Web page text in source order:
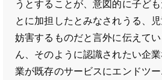
うとすることが、意図的に子ど
とに加担したとみなされうる、
妨害するものだと言外に伝えて
ん、そのように認識されたい企
業が既存のサービスにエンドツ